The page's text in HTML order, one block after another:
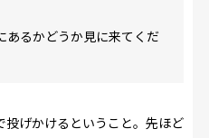
るかどうか見に来てくだ
投げかけるということ。先ほど